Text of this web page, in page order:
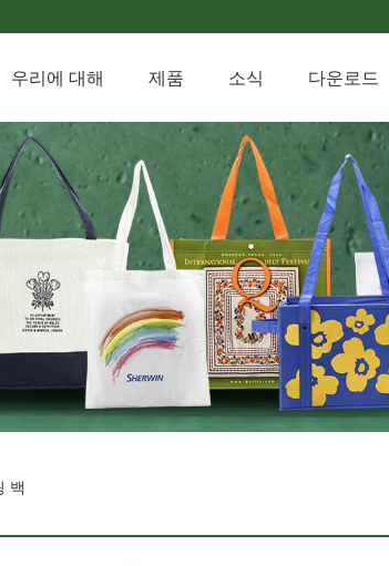
우리에 대해 제품 소식 다운로드
백